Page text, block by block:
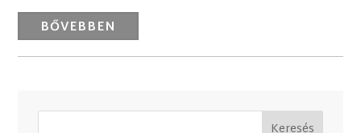
BŐVEBBEN